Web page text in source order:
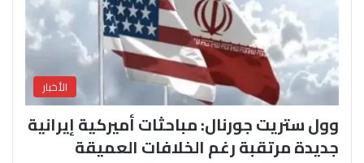
الأخبار
وول ستريت جورنال: مباحثات أميركية إيرانية
جديدة مرتقبة رغم الخلافات العميقة